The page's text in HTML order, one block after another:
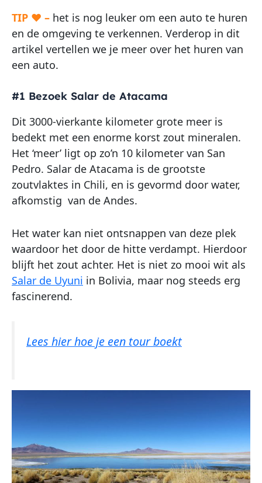
TIP ♥ – het is nog leuker om een auto te huren
en de omgeving te verkennen. Verderop in dit
artikel vertellen we je meer over het huren van
een auto.
#1 Bezoek Salar de Atacama
Dit 3000-vierkante kilometer grote meer is
bedekt met een enorme korst zout mineralen.
Het ‘meer’ ligt op zo’n 10 kilometer van San
Pedro. Salar de Atacama is de grootste
zoutvlaktes in Chili, en is gevormd door water,
afkomstig van de Andes.
Het water kan niet ontsnappen van deze plek
waardoor het door de hitte verdampt. Hierdoor
blijft het zout achter. Het is niet zo mooi wit als
Salar de Uyuni in Bolivia, maar nog steeds erg
fascinerend.
Lees hier hoe je een tour boekt